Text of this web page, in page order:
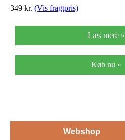
349 kr. (Vis fragtpris)
Læs mere »
Køb nu »
Webshop